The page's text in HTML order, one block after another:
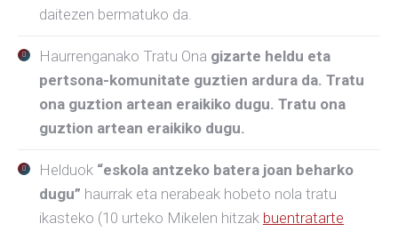
daitezen bermatuko da.
Haurrenganako Tratu Ona gizarte heldu eta
pertsona-komunitate guztien ardura da. Tratu
ona guztion artean eraikiko dugu. Tratu ona
guztion artean eraikiko dugu.
Helduok “eskola antzeko batera joan beharko
dugu” haurrak eta nerabeak hobeto nola tratu
ikasteko (10 urteko Mikelen hitzak buentratarte